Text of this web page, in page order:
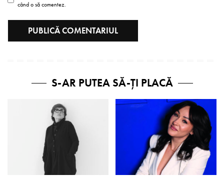
când o să comentez.
S-AR PUTEA SĂ-ȚI PLACĂ